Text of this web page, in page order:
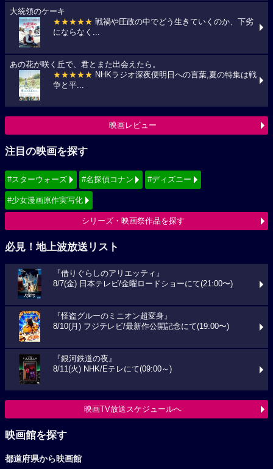
大統領のケーキ
★★★★★ 戦禍や圧政の中でどう生きていくのか、下劣
にならなく...
あの花が咲く丘で、君とまた出会えたら。
★★★★★ NHKラジオ深夜便明日への言葉,夏の特集は戦
争と平...
映画レビュー
注目の映画を探す
#スターウォーズ #名探偵コナン #ディズニー
#少女漫画原作実写化
シリーズ・映画祭作品を探す
必見！地上波放送リスト
『借りぐらしのアリエッティ』
8/7(金) 日本テレビ/金曜ロードショーにて(21:00〜)
『怪盗グルーのミニオン超変身』
8/10(月) フジテレビ/最新作公開記念にて(19:00〜)
『銀河鉄道の夜』
8/11(火) NHK/Eテレにて(09:00～)
映画TV放送スケジュールへ
映画館を探す
都道府県から映画館